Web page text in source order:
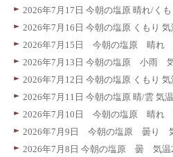
2026年7月17日 今朝の塩原 晴れ/く
2026年7月16日 今朝の塩原 くもり
2026年7月15日 今朝の塩原 晴
2026年7月13日 今朝の塩原 小雨
2026年7月12日 今朝の塩原 くもり
2026年7月11日 今朝の塩原 晴/雲 気
2026年7月10日 今朝の塩原 晴
2026年7月9日 今朝の塩原 曇り
2026年7月8日 今朝の塩原 曇 気